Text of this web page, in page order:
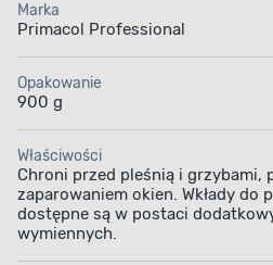
Marka
Primacol Professional
Opakowanie
900 g
Właściwości
Chroni przed pleśnią i grzybami,
zaparowaniem okien. Wkłady do
dostępne są w postaci
wymiennych.